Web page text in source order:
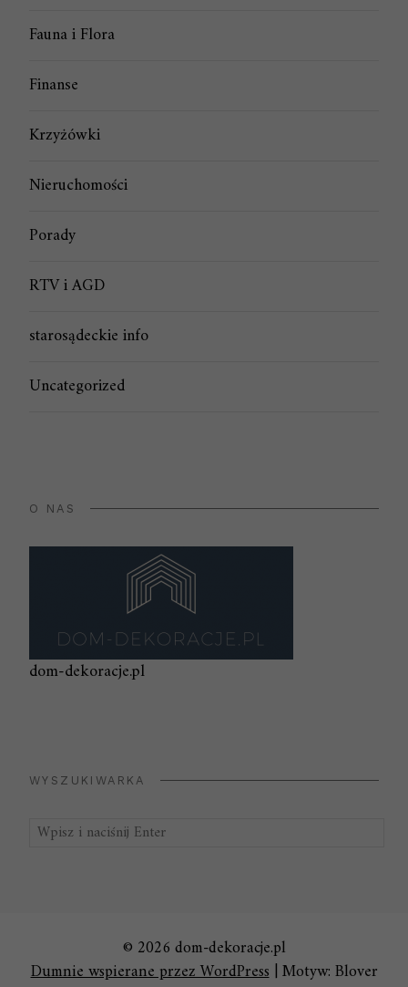
Fauna i Flora
Finanse
Krzyżówki
Nieruchomości
Porady
RTV i AGD
starosądeckie info
Uncategorized
O NAS
dom-dekoracje.pl
WYSZUKIWARKA
Szukaj:
© 2026 dom-dekoracje.pl
Dumnie wspierane przez WordPress|Motyw: Blover